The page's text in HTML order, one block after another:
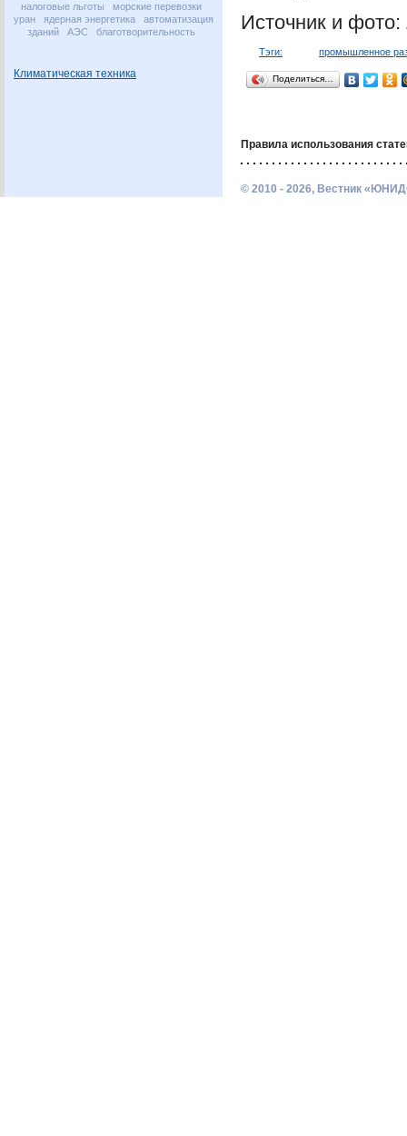
налоговые льготы
морские перевозки
уран
ядерная энергетика
автоматизация
зданий
АЭС благотворительность
Климатическая техника
Источник и фото:
Тэги: промышленное
Поделиться…
Правила использования
© 2010 - 2026, Вестник